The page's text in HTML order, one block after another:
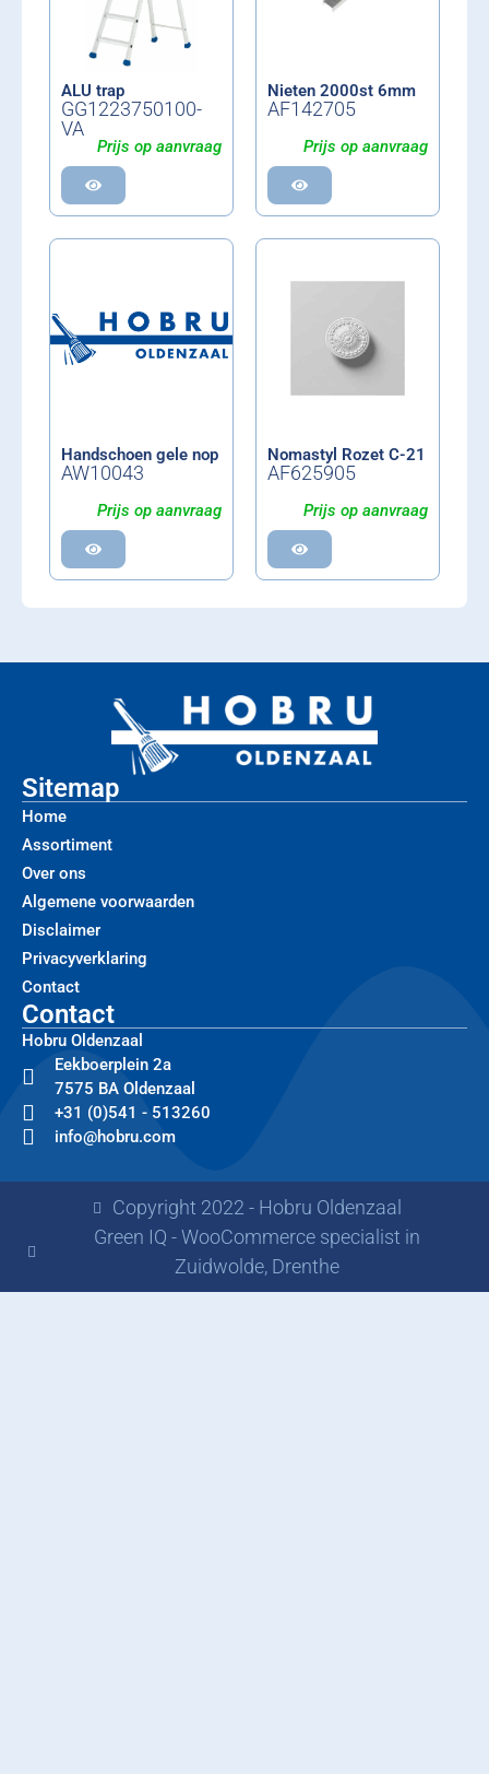
ALU trap
GG1223750100-
VA
Prijs op aanvraag
Nieten 2000st 6mm
AF142705
Prijs op aanvraag
Handschoen gele nop
AW10043
Prijs op aanvraag
Nomastyl Rozet C-21
AF625905
Prijs op aanvraag
Sitemap
Home
Assortiment
Over ons
Algemene voorwaarden
Disclaimer
Privacyverklaring
Contact
Contact
Hobru Oldenzaal
Eekboerplein 2a
7575 BA Oldenzaal
+31 (0)541 - 513260
info@hobru.com
Copyright 2022 - Hobru Oldenzaal
Green IQ - WooCommerce specialist in
Zuidwolde, Drenthe